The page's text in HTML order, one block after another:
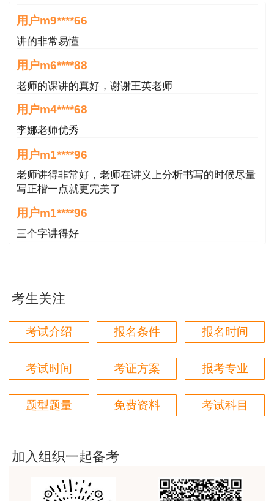
明，该证明作为注册时增加执业专业类别的依据。
二、报名事项
（一）报名要求
凡符合《住房城乡建设部、交通运输部、水利
部、人力资源社会保障部关于印发〈造价工程师职
业资格制度规定〉〈造价工程师职业资格考试实施
办法〉的通知》（建人〔2018〕67号）、住房城
乡建设部《关于造价工程师职业资格考试有关工作
的说明》和《人力资源社会保障部关于降低或取消
部分准入类职业资格考试工作年限要求有关事项的
的人员，报名参加其他专业科目考试的，可免考基
为“增报专业”。
具有以下条件之一的，参加一级造价工程师考
试可免考基础科目：
级）；
2.已取得水运工程造价工程师资格证书；
用户m9****66
讲的非常易懂
用户m6****88
老师的课讲的真好，谢谢王英老师
用户m4****68
李娜老师优秀
用户m1****96
老师讲得非常好，老师在讲义上分析书写的时候尽量
写正楷一点就更完美了
用户m1****96
三个字讲得好
用户m1****88
太喜欢王英老师了
用户m5****68
平台历史购买的课程，老师讲的多非常好
老师讲的很细致很认真，课件准备充分也非常有耐
用户m0****88
最棒的预习课
考生关注
考试介绍 报名条件 报名时间
考试时间 考证方案 报考专业
题型题量 免费资料 考试科目
加入组织一起备考